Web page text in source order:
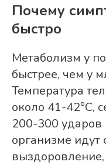
Почему
быстро
Метаболизм у
быстрее, чем у
Температура
около 41-42°C,
200-300 ударов
организме